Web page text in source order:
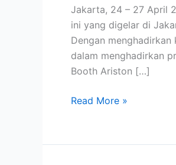
Jakarta, 24 – 27 April
ini yang digelar di
Dengan
dalam menghadirkan
Booth Ariston […]
Read More »